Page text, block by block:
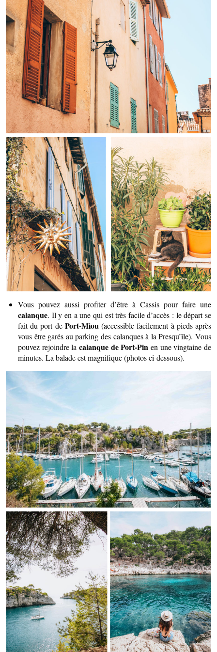
Vous pouvez aussi profiter d’être à Cassis pour faire une
calanque. Il y en a une qui est très facile d’accès : le départ se
fait du port de Port-Miou (accessible facilement à pieds après
vous être garés au parking des calanques à la Presqu’île). Vous
pouvez rejoindre la calanque de Port-Pin en une vingtaine de
minutes. La balade est magnifique (photos ci-dessous).